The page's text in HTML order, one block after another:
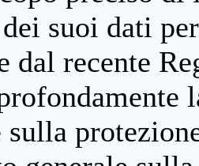
suoi dati
dal recente
sulla